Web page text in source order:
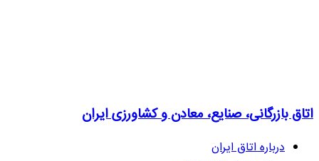
اتاق بازرگانی، صنایع، معادن و کشاورزی ایران
درباره اتاق ایران